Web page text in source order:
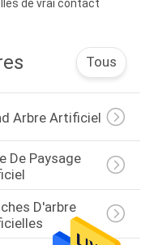
de vrai contact
Tous
Arbre Artificiel
De Paysage
D'arbre